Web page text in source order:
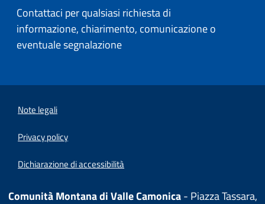
Contattaci per qualsiasi richiesta di
informazione, chiarimento, comunicazione o
eventuale segnalazione
Note legali
Privacy policy
Dichiarazione di accessibilità
Comunità Montana di Valle Camonica- Piazza Tassara,